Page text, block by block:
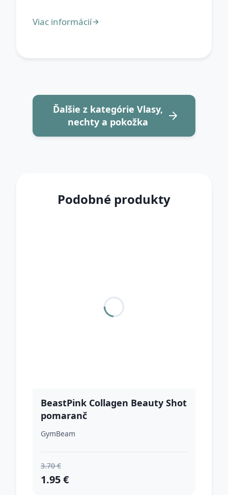
Ďalšie z kategórie Vlasy,
nechty a pokožka
Podobné produkty
BeastPink Collagen Beauty Shot
pomaranč
GymBeam
3.70 €
1.95 €